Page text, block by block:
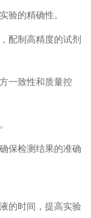
验的精确性。
配制高精度的试剂
一致性和质量控
保检测结果的准确
的时间，提高实验